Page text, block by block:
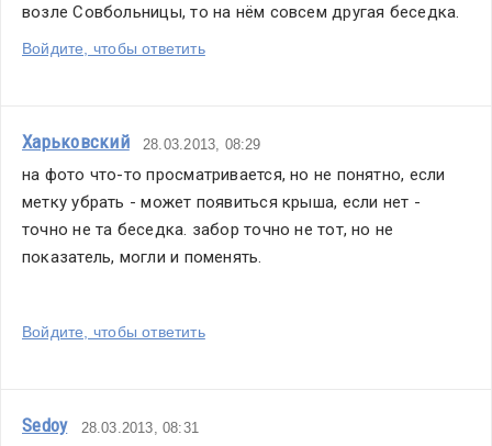
возле Совбольницы, то на нём совсем другая беседка.
Войдите, чтобы ответить
Харьковский 28.03.2013, 08:29
на фото что-то просматривается, но не понятно, если
метку убрать - может появиться крыша, если нет -
точно не та беседка. забор точно не тот, но не
показатель, могли и поменять.
Войдите, чтобы ответить
Sedoy 28.03.2013, 08:31